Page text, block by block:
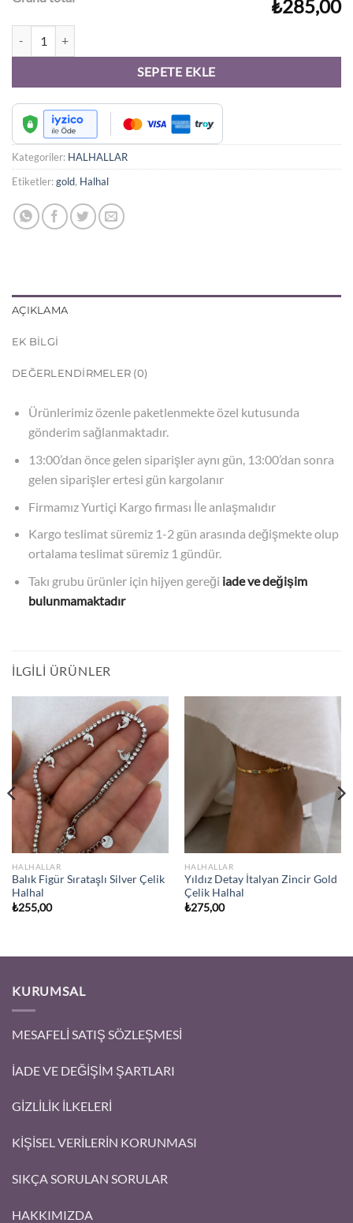
₺285,00
SEPETE EKLE
Kategoriler: HALHALLAR
Etiketler:gold, Halhal
AÇIKLAMA
EK BILGI
DEĞERLENDIRMELER (0)
Ürünlerimizözenle paketlenmekte özel kutusunda
gönderim sağlanmaktadır.
13:00’dan önce gelen siparişler aynı gün, 13:00’dan sonra
gelen siparişler ertesi gün kargolanır
Firmamız Yurtiçi Kargo firması İle anlaşmalıdır
Kargo teslimat süremiz 1-2 gün arasında değişmekte olup
ortalama teslimat süremiz 1 gündür.
Takı grubu ürünler için hijyen gereği iade ve değişim
bulunmamaktadır
İLGILI ÜRÜNLER
HALHALLAR
Balık Figür Sırataşlı Silver Çelik
Halhal
₺255,00
HALHALLAR
Yıldız Detay İtalyan Zincir Gold
Çelik Halhal
₺275,00
KURUMSAL
MESAFELİ SATIŞ SÖZLEŞMESİ
İADE VE DEĞİŞİM ŞARTLARI
GİZLİLİK İLKELERİ
KİŞİSEL VERİLERİN KORUNMASI
SIKÇA SORULAN SORULAR
HAKKIMIZDA